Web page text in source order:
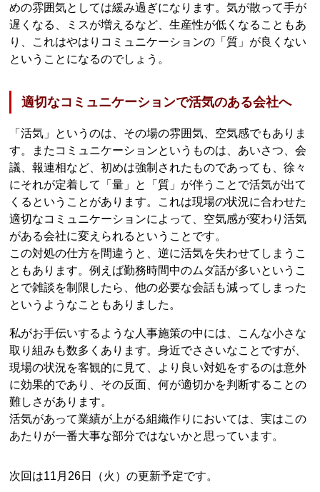
めの雰囲気としては緩み過ぎになります。気が散って手が
遅くなる、ミスが増えるなど、生産性が低くなることもあ
り、これはやはりコミュニケーションの「質」が良くない
ということになるのでしょう。
適切なコミュニケーションで活気のある会社へ
「活気」というのは、その場の雰囲気、空気感でもありま
す。またコミュニケーションというものは、あいさつ、会
議、報連相など、初めは強制されたものであっても、徐々
にそれが定着して「量」と「質」が伴うことで活気が出て
くるということがあります。これは現場の状況に合わせた
適切なコミュニケーションによって、空気感が変わり活気
がある会社に変えられるということです。
この対処の仕方を間違うと、逆に活気を失わせてしまうこ
ともあります。例えば勤務時間中のムダ話が多いというこ
とで雑談を制限したら、他の必要な会話も減ってしまった
というようなこともありました。
私がお手伝いするような人事施策の中には、こんな小さな
取り組みも数多くあります。身近でささいなことですが、
現場の状況を客観的に見て、より良い対処をするのは意外
に効果的であり、その反面、何が適切かを判断することの
難しさがあります。
活気があって業績が上がる組織作りにおいては、実はこの
あたりが一番大事な部分ではないかと思っています。
次回は11月26日（火）の更新予定です。